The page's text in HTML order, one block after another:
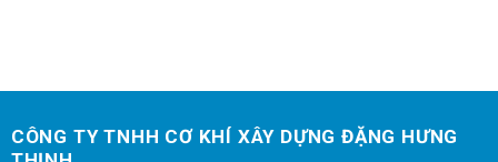
CÔNG TY TNHH CƠ KHÍ XÂY DỰNG ĐẶNG HƯNG